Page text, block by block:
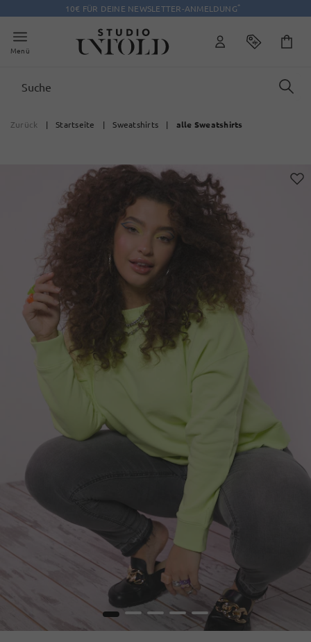
10€ FÜR DEINE NEWSLETTER-ANMELDUNG*
Menü
Zurück | Startseite | Sweatshirts | alle Sweatshirts
1 2 3 4 5